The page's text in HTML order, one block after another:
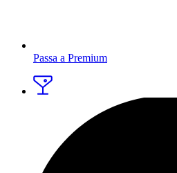
Passa a Premium